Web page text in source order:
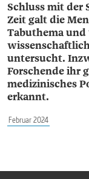
Schluss mit der
Zeit galt die
Tabuthema
untersucht.
Forschende ihr
medizinisches
erkannt.
Februar 2024